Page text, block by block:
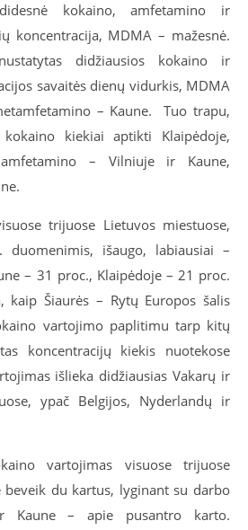
kokaino, amfetamino ir
koncentracija, MDMA – mažesnė.
didžiausios kokaino ir
savaitės dienų vidurkis, MDMA
– Kaune. Tuo trapu,
kiekiai aptikti Klaipėdoje,
– Vilniuje ir Kaune,
trijuose Lietuvos miestuose,
išaugo, labiausiai –
– 31 proc., Klaipėdoje – 21 proc.
kaip Šiaurės – Rytų Europos šalis
vartojimo paplitimu tarp kitų
koncentracijų kiekis nuotekose
išlieka didžiausias Vakarų ir
ypač Belgijos, Nyderlandų ir
vartojimas visuose trijuose
beveik du kartus, lyginant su darbo
Kaune – apie pusantro karto.